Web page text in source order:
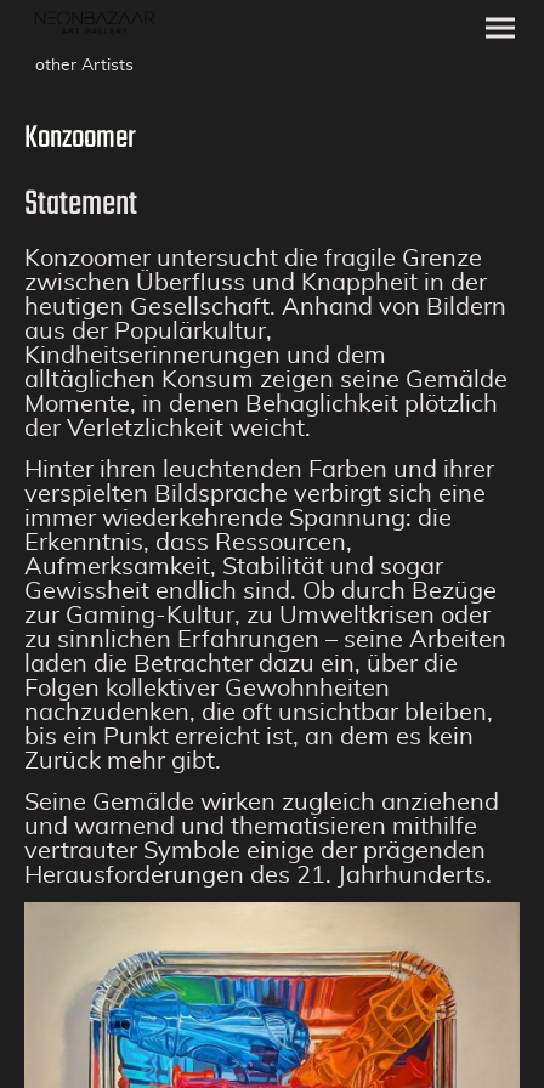
other Artists
Konzoomer
Statement
Konzoomer untersucht die fragile Grenze
zwischen Überfluss und Knappheit in der
heutigen Gesellschaft. Anhand von Bildern
aus der Populärkultur,
Kindheitserinnerungen und dem
alltäglichen Konsum zeigen seine Gemälde
Momente, in denen Behaglichkeit plötzlich
der Verletzlichkeit weicht.
Hinter ihren leuchtenden Farben und ihrer
verspielten Bildsprache verbirgt sich eine
immer wiederkehrende Spannung: die
Erkenntnis, dass Ressourcen,
Aufmerksamkeit, Stabilität und sogar
Gewissheit endlich sind. Ob durch Bezüge
zur Gaming-Kultur, zu Umweltkrisen oder
zu sinnlichen Erfahrungen – seine Arbeiten
laden die Betrachter dazu ein, über die
Folgen kollektiver Gewohnheiten
nachzudenken, die oft unsichtbar bleiben,
bis ein Punkt erreicht ist, an dem es kein
Zurück mehr gibt.
Seine Gemälde wirken zugleich anziehend
und warnend und thematisieren mithilfe
vertrauter Symbole einige der prägenden
Herausforderungen des 21. Jahrhunderts.